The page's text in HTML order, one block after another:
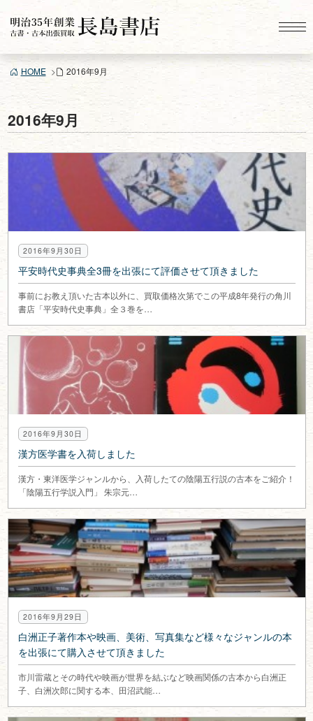
ン
ツ
ス
キ
HOME 2016年9月
2016年9月
2016年9月30日
平安時代史事典全3冊を出張にて評価させて頂きました
事前にお教え頂いた古本以外に、買取価格次第でこの平成8年発行の角川
書店「平安時代史事典」全３巻を…
2016年9月30日
漢方医学書を入荷しました
漢方・東洋医学ジャンルから、入荷したての陰陽五行説の古本をご紹介！
「陰陽五行学説入門」 朱宗元…
2016年9月29日
白洲正子著作本や映画、美術、写真集など様々なジャンルの本
を出張にて購入させて頂きました
市川雷蔵とその時代や映画が世界を結ぶなど映画関係の古本から白洲正
子、白洲次郎に関する本、田沼武能…